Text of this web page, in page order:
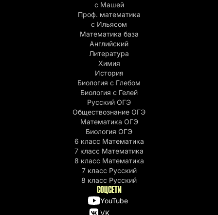
с Машей
Проф. математика
c Ильясом
Математика база
Английский
Литература
Химия
История
Биология с Глебом
Биология с Гелей
Русский ОГЭ
Обществознание ОГЭ
Математика ОГЭ
Биология ОГЭ
6 класс Математика
7 класс Математика
8 класс Математика
7 класс Русский
8 класс Русский
СОЦСЕТИ
YouTube
VK